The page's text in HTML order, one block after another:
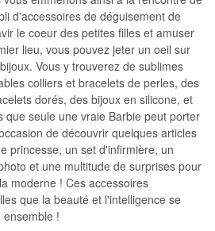
d'accessoires de déguisement de
le coeur des petites filles et amuser
lieu, vous pouvez jeter un oeil sur
Vous y trouverez de sublimes
colliers et bracelets de perles, des
dorés, des bijoux en silicone, et
que seule une vraie Barbie peut porter
de découvrir quelques articles
princesse, un set d'infirmière, un
et une multitude de surprises pour
moderne ! Ces accessoires
que la beauté et l'intelligence se
!